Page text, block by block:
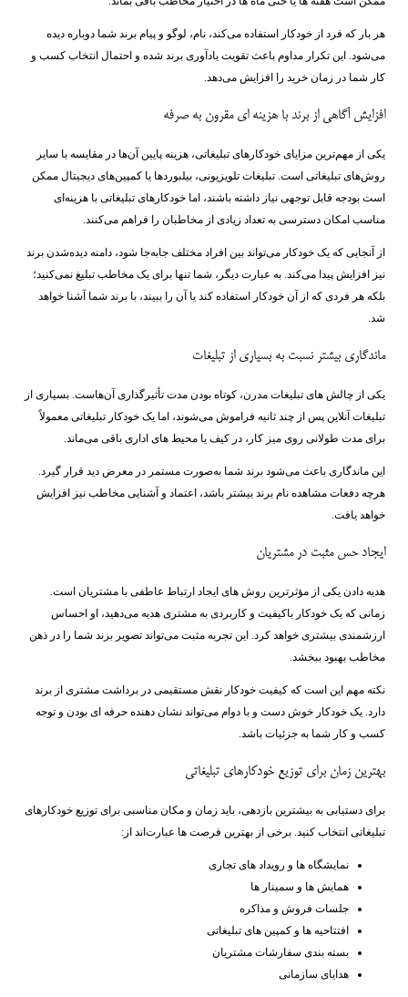
هر بار که فرد از خودکار استفاده می‌کند، نام، لوگو و پیام برند شما دوباره دیده
می‌شود. این تکرار مداوم باعث تقویت یادآوری برند شده و احتمال انتخاب کسب ‌و
کار شما در زمان خرید را افزایش می‌دهد.
افزایش آگاهی از برند با هزینه ‌ای مقرون ‌به ‌صرفه
یکی از مهم‌ترین مزایای خودکارهای تبلیغاتی، هزینه پایین آن‌ها در مقایسه با سایر
روش‌های تبلیغاتی است. تبلیغات تلویزیونی، بیلبوردها یا کمپین‌های دیجیتال ممکن
است بودجه قابل توجهی نیاز داشته باشند، اما خودکارهای تبلیغاتی با هزینه‌ای
مناسب امکان دسترسی به تعداد زیادی از مخاطبان را فراهم می‌کنند.
از آنجایی که یک خودکار می‌تواند بین افراد مختلف جابه‌جا شود، دامنه دیده‌شدن برند
نیز افزایش پیدا می‌کند. به عبارت دیگر، شما تنها برای یک مخاطب تبلیغ نمی‌کنید؛
بلکه هر فردی که از آن خودکار استفاده کند یا آن را ببیند، با برند شما آشنا خواهد
شد.
ماندگاری بیشتر نسبت به بسیاری از تبلیغات
یکی از چالش ‌های تبلیغات مدرن، کوتاه بودن مدت تأثیرگذاری آن‌هاست. بسیاری از
تبلیغات آنلاین پس از چند ثانیه فراموش می‌شوند، اما یک خودکار تبلیغاتی معمولاً
برای مدت طولانی روی میز کار، در کیف یا محیط ‌های اداری باقی می‌ماند.
این ماندگاری باعث می‌شود برند شما به‌صورت مستمر در معرض دید قرار گیرد.
هرچه دفعات مشاهده نام برند بیشتر باشد، اعتماد و آشنایی مخاطب نیز افزایش
خواهد یافت.
ایجاد حس مثبت در مشتریان
هدیه دادن یکی از مؤثرترین روش ‌های ایجاد ارتباط عاطفی با مشتریان است.
زمانی که یک خودکار باکیفیت و کاربردی به مشتری هدیه می‌دهید، او احساس
ارزشمندی بیشتری خواهد کرد. این تجربه مثبت می‌تواند تصویر برند شما را در ذهن
مخاطب بهبود ببخشد.
نکته مهم این است که کیفیت خودکار نقش مستقیمی در برداشت مشتری از برند
دارد. یک خودکار خوش‌ دست و با دوام می‌تواند نشان ‌دهنده حرفه ‌ای بودن و توجه
کسب ‌و کار شما به جزئیات باشد.
بهترین زمان برای توزیع خودکارهای تبلیغاتی
برای دستیابی به بیشترین بازدهی، باید زمان و مکان مناسبی برای توزیع خودکارهای
تبلیغاتی انتخاب کنید. برخی از بهترین فرصت ‌ها عبارت‌اند از:
نمایشگاه ‌ها و رویداد های تجاری
همایش ‌ها و سمینار ها
جلسات فروش و مذاکره
افتتاحیه ‌ها و کمپین‌ های تبلیغاتی
بسته ‌بندی سفارشات مشتریان
هدایای سازمانی